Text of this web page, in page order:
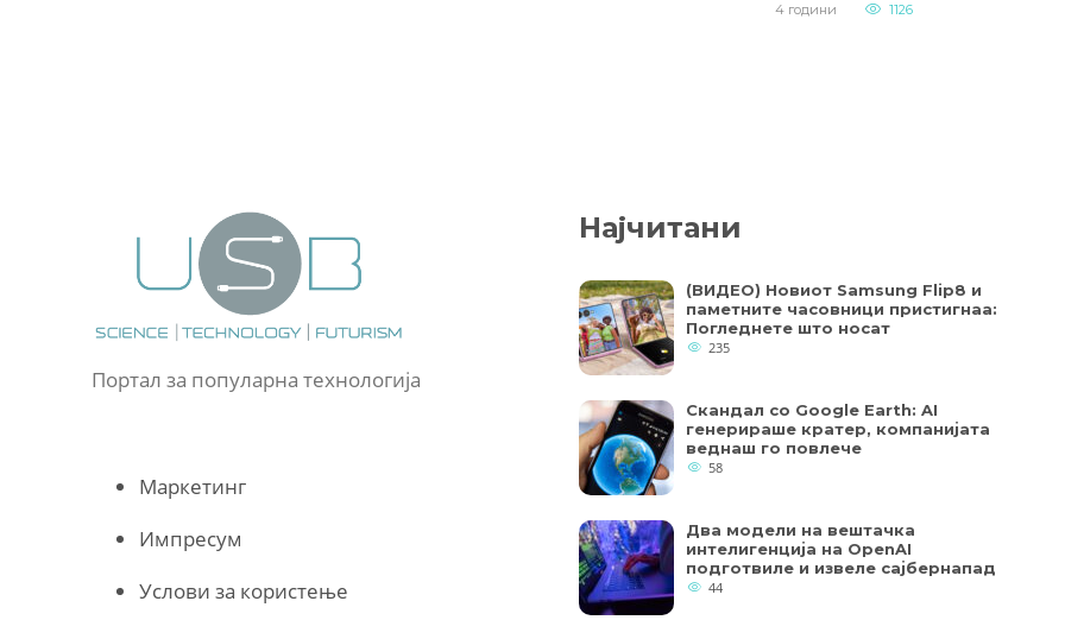
4 години 1126
Портал за популарна технологија
Маркетинг
Импресум
Услови за користење
Најчитани
(ВИДЕО) Новиот Samsung Flip8 и
паметните часовници пристигнаа:
Погледнете што носат
235
Скандал со Google Earth: AI
генерираше кратер, компанијата
веднаш го повлече
58
Два модели на вештачка
интелигенција на OpenAI
подготвиле и извеле сајбернапад
44